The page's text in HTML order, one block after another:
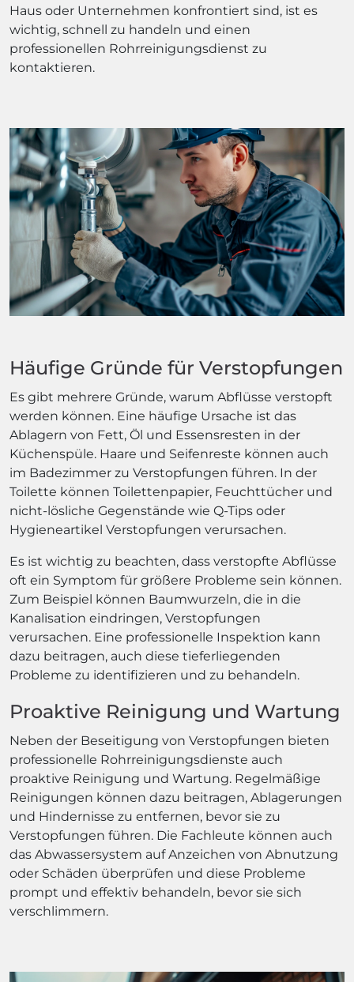
Haus oder Unternehmen konfrontiert sind, ist es
wichtig, schnell zu handeln und einen
professionellen Rohrreinigungsdienst zu
kontaktieren.
Häufige Gründe für Verstopfungen
Es gibt mehrere Gründe, warum Abflüsse verstopft
werden können. Eine häufige Ursache ist das
Ablagern von Fett, Öl und Essensresten in der
Küchenspüle. Haare und Seifenreste können auch
im Badezimmer zu Verstopfungen führen. In der
Toilette können Toilettenpapier, Feuchttücher und
nicht-lösliche Gegenstände wie Q-Tips oder
Hygieneartikel Verstopfungen verursachen.
Es ist wichtig zu beachten, dass verstopfte Abflüsse
oft ein Symptom für größere Probleme sein können.
Zum Beispiel können Baumwurzeln, die in die
Kanalisation eindringen, Verstopfungen
verursachen. Eine professionelle Inspektion kann
dazu beitragen, auch diese tieferliegenden
Probleme zu identifizieren und zu behandeln.
Proaktive Reinigung und Wartung
Neben der Beseitigung von Verstopfungen bieten
professionelle Rohrreinigungsdienste auch
proaktive Reinigung und Wartung. Regelmäßige
Reinigungen können dazu beitragen, Ablagerungen
und Hindernisse zu entfernen, bevor sie zu
Verstopfungen führen. Die Fachleute können auch
das Abwassersystem auf Anzeichen von Abnutzung
oder Schäden überprüfen und diese Probleme
prompt und effektiv behandeln, bevor sie sich
verschlimmern.